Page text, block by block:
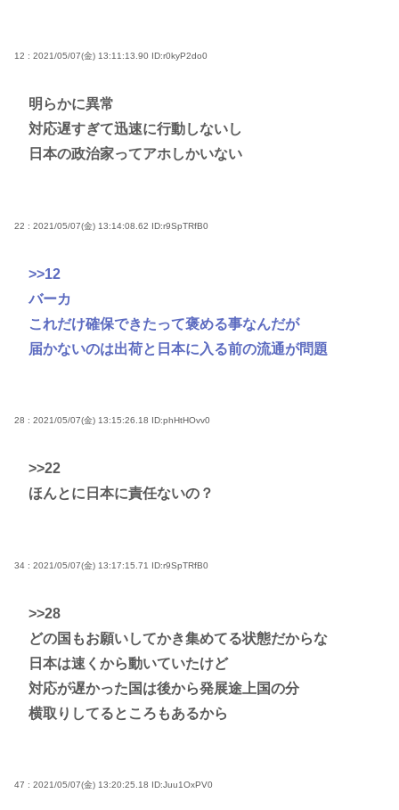
12 : 2021/05/07(金) 13:11:13.90 ID:r0kyP2do0
明らかに異常
対応遅すぎて迅速に行動しないし
日本の政治家ってアホしかいない
22 : 2021/05/07(金) 13:14:08.62 ID:r9SpTRfB0
>>12
バーカ
これだけ確保できたって褒める事なんだが
届かないのは出荷と日本に入る前の流通が問題
28 : 2021/05/07(金) 13:15:26.18 ID:phHtHOvv0
>>22
ほんとに日本に責任ないの？
34 : 2021/05/07(金) 13:17:15.71 ID:r9SpTRfB0
>>28
どの国もお願いしてかき集めてる状態だからな
日本は速くから動いていたけど
対応が遅かった国は後から発展途上国の分
横取りしてるところもあるから
47 : 2021/05/07(金) 13:20:25.18 ID:Juu1OxPV0